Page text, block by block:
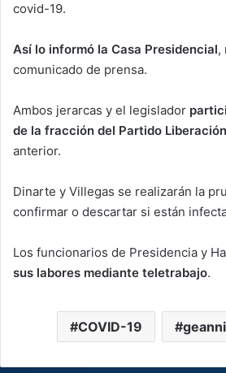
covid-19.
Así lo informó la Casa Presidencial,
comunicado de prensa.
Ambos jerarcas y el legislador
de la fracción del Partido
anterior.
Dinarte y Villegas se realizarán la
confirmar o descartar si están
Los funcionarios de Presidencia y
sus labores mediante teletrabajo.
COVID-19